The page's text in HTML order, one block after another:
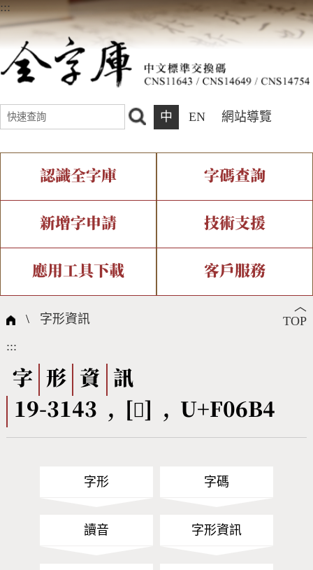
:::
中 EN 網站導覽
認識全字庫
全字庫介紹 全字庫現況
中文碼介紹 專有名詞介紹
國際字碼相關組織
字碼查詢
IDS查詢 部件查詢
複合查詢 注音查詢
筆畫查詢
筆順序查詢
CNS查詢 Unicode查詢
新增字申請
新字申請處理流程
技術支援
字形即時顯示 造字解決方案
全字庫授權 轉碼Web Service
應用工具下載
個人電腦造字處理工具
字形下載
客戶服務
問題集
熱門查詢統計
︿
TOP
\ 字形資訊
:::
字 形 資
訊
19-3143 , [󰚴] , U+F06B4
字形 字碼
讀音 字形資訊